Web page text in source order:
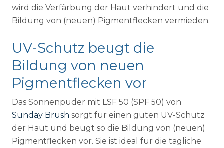
wird die Verfärbung der Haut verhindert und die
Bildung von (neuen) Pigmentflecken vermieden.
UV-Schutz beugt die
Bildung von neuen
Pigmentflecken vor
Das Sonnenpuder mit LSF 50 (SPF 50) von
Sunday Brush sorgt für einen guten UV-Schutz
der Haut und beugt so die Bildung von (neuen)
Pigmentflecken vor. Sie ist ideal für die tägliche